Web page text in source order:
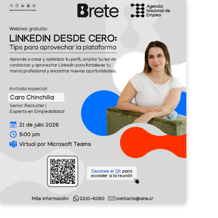
¡Potenciá
perfil
profesional
con
LinkedIn!